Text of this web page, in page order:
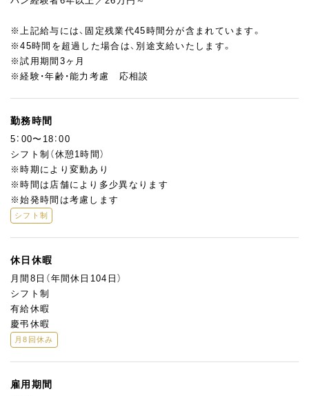
※上記給与には、固定残業代45時間分が含まれています。
※45時間を超過した場合は、別途支給いたします。
※試用期間3ヶ月
※経験・年齢・能力考慮 応相談
勤務時間
5：00〜18：00
シフト制（休憩1時間）
※時期により変動あり
※時間は店舗により多少異なります
※始発時間は考慮します
シフト制
休日休暇
月間8日（年間休日104日）
シフト制
有給休暇
慶弔休暇
月8回休み
雇用期間